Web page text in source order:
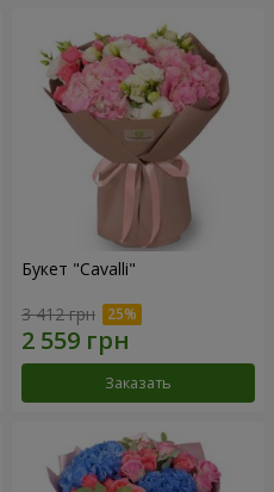
Букет "Cаvalli"
3 412 грн
Заказать